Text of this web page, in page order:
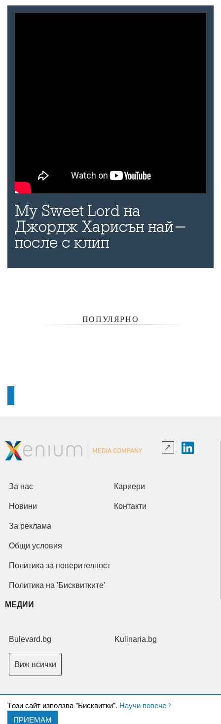
My Sweet Lord на
Джордж Харисън най-
после с клип
ПОПУЛЯРНО
Tози сайт използва "Бисквитки". Научи повече
ПРИЕМАМ
За нас Кариери
Новини Контакти
За реклама
Общи условия
Политика за поверителност
Политика на 'Бисквитките'
МЕДИИ
Bulevard.bg Kulinaria.bg
Виж всички
Copyright © 2026 Ксениум ООД. Всички права запазени.